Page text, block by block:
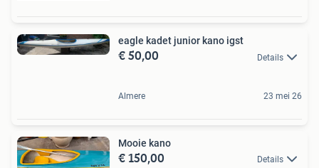
eagle kadet junior kano igst
€ 50,00 Details
Almere 23 mei 26
Mooie kano
€ 150,00 Details